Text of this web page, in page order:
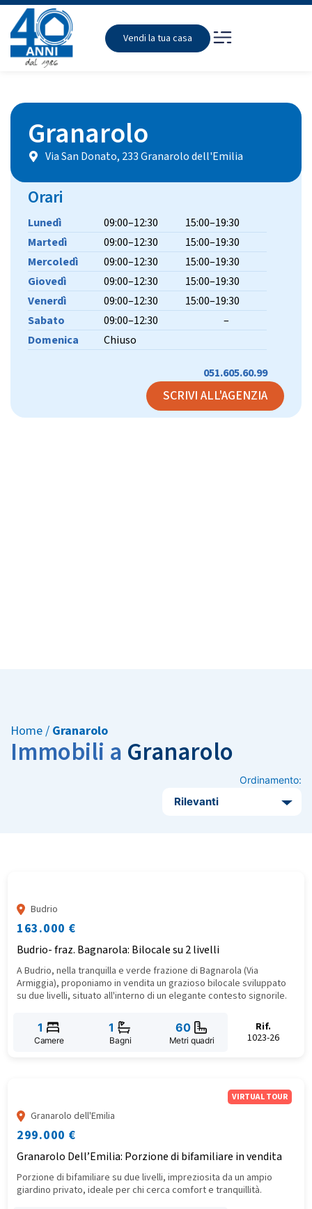
Vendi la tua casa
Granarolo
Via San Donato, 233 Granarolo dell'Emilia
Orari
Lunedì 09:00–12:30
15:00–19:30
Martedì
09:00–12:30
15:00–19:30
Mercoledì
09:00–12:30
15:00–19:30
Giovedì
09:00–12:30
15:00–19:30
Venerdì
09:00–12:30
15:00–19:30
Sabato
09:00–12:30
–
Domenica
Chiuso
051.605.60.99
SCRIVI ALL'AGENZIA
Home/ Granarolo
Immobili a Granarolo
Ordinamento:
Rilevanti
Budrio
163.000 €
Budrio- fraz. Bagnarola: Bilocale su 2 livelli
A Budrio, nella tranquilla e verde frazione di Bagnarola (Via
Armiggia), proponiamo in vendita un grazioso bilocale sviluppato
su due livelli, situato all'interno di un elegante contesto signorile.
1
Camere
1
Bagni
60
Metri quadri
Rif.
1023-26
VIRTUAL TOUR
Granarolo dell'Emilia
299.000 €
Granarolo Dell’Emilia: Porzione di bifamiliare in vendita
Porzione di bifamiliare su due livelli, impreziosita da un ampio
giardino privato, ideale per chi cerca comfort e tranquillità.